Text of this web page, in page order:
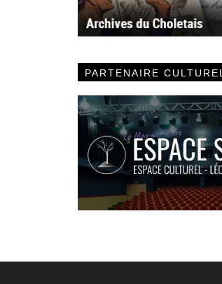
PARTENAIRE CULTUREL